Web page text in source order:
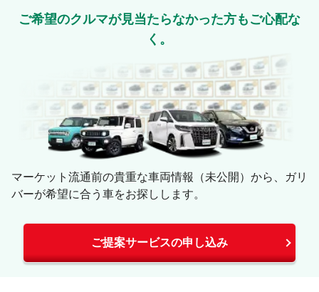
ご希望のクルマが見当たらなかった方もご心配な
く。
マーケット流通前の貴重な車両情報（未公開）から、ガリ
バーが希望に合う車をお探しします。
ご提案サービスの申し込み